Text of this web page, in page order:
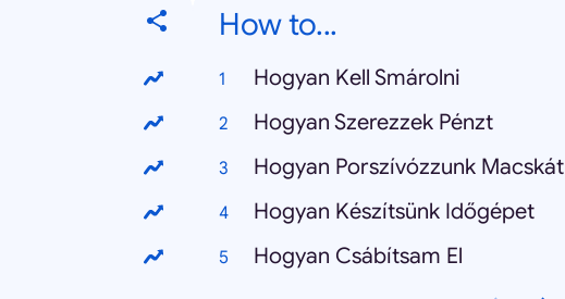
How to...
Hogyan Kell Smárolni
Hogyan Szerezzek Pénzt
Hogyan Porszívózzunk Macskát
Hogyan Készítsünk Időgépet
Hogyan Csábítsam El